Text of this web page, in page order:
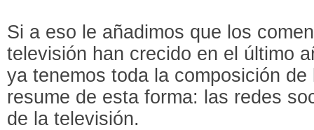
Si a eso le añadimos que los
televisión han crecido en el último
ya tenemos toda la composición
resume de esta forma: las redes
de la televisión.